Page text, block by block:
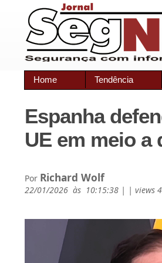
Home Tendência
Espanha
UE em meio
Por Richard Wolf
22/01/2026 às 10:15:38 | | views